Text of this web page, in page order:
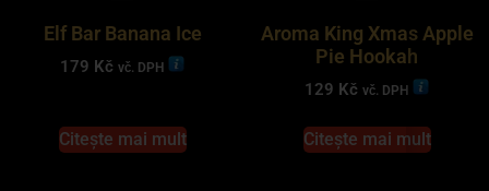
Elf Bar Banana Ice
179 Kč vč. DPH
Citește mai mult
Aroma King Xmas Apple
Pie Hookah
129 Kč vč. DPH
Citește mai mult